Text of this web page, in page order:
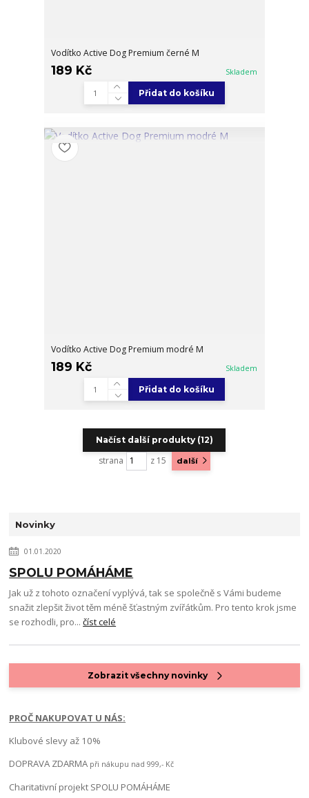
Vodítko Active Dog Premium černé M
189 Kč Skladem
Přidat do košíku
Vodítko Active Dog Premium modré M
189 Kč Skladem
Přidat do košíku
Načíst další produkty (12)
strana z 15 další
Novinky
01.01.2020
SPOLU POMÁHÁME
Jak už z tohoto označení vyplývá, tak se společně s Vámi budeme
snažit zlepšit život těm méně šťastným zvířátkům. Pro tento krok jsme
se rozhodli, pro...číst celé
Zobrazit všechny novinky
PROČ NAKUPOVAT U NÁS:
Klubové slevy až 10%
DOPRAVA ZDARMA při nákupu nad 999,- Kč
Charitativní projekt SPOLU POMÁHÁME